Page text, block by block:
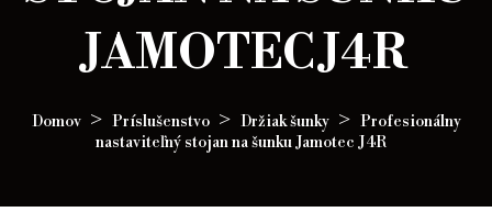
JAMOTEC J4R
Domov Príslušenstvo Držiak šunky
Profesionálny
nastaviteľný stojan na šunku Jamotec J4R